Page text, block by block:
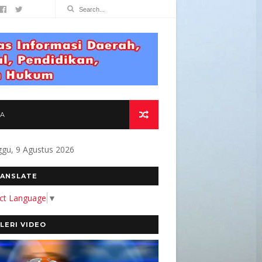
KAMI MEMBANGUN MEDIA
9 Agustus 2026
Language ▼
VIDEO